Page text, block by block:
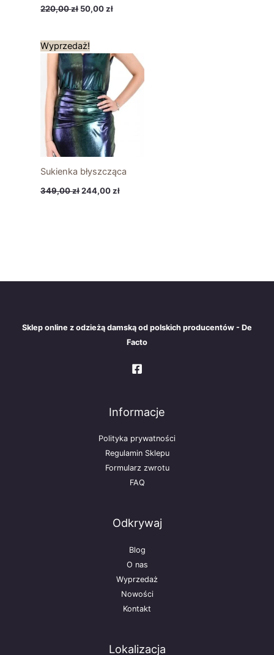
220,00zł 50,00zł
Wyprzedaż!
Sukienka błyszcząca
349,00zł
Pierwotna
cena
wynosiła:
349,00 zł.
244,00zł
cena
wynosi:
244,00 zł.
Sklep online z odzieżą damską od polskich producentów - De
Facto
Informacje
Polityka prywatności
Regulamin Sklepu
Formularz zwrotu
FAQ
Odkrywaj
Blog
O nas
Wyprzedaż
Nowości
Kontakt
Lokalizacja